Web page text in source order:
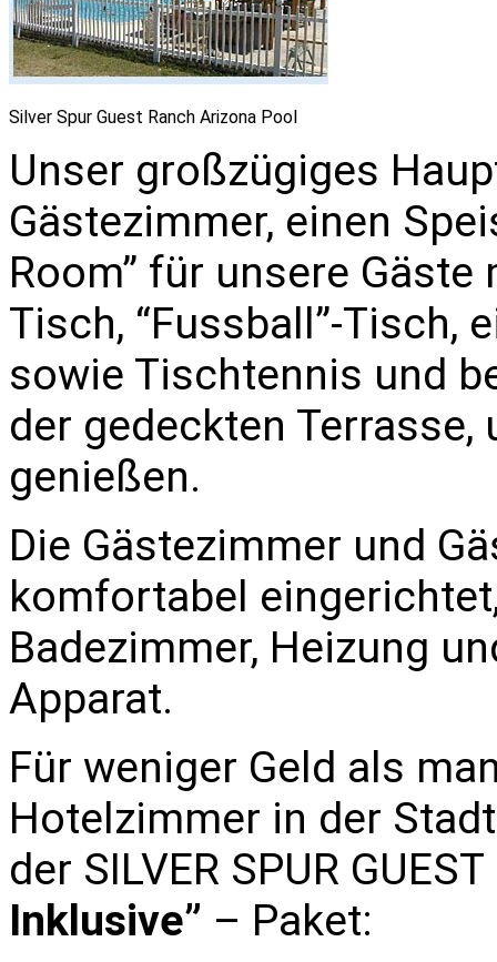
Silver Spur Guest Ranch Arizona Pool
Unser großzügiges
Gästezimmer, einen
Room” für unsere
Tisch, “Fussball”-Tisch,
sowie Tischtennis und
der gedeckten
genießen.
Die Gästezimmer und
komfortabel
Badezimmer, Heizung
Apparat.
Für weniger Geld als
Hotelzimmer in der
der SILVER SPUR
Inklusive” – Paket: